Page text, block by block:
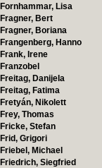
Fornhammar, Lisa
Fragner, Bert
Fragner, Boriana
Frangenberg, Hanno
Frank, Irene
Franzobel
Freitag, Danijela
Freitag, Fatima
Fretyán, Nikolett
Frey, Thomas
Fricke, Stefan
Frid, Grigori
Friebel, Michael
Friedrich, Siegfried